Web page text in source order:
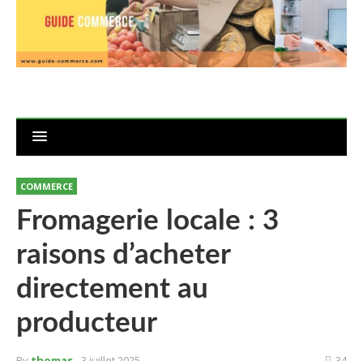
COMMERCE
Fromagerie locale : 3
raisons d’acheter
directement au
producteur